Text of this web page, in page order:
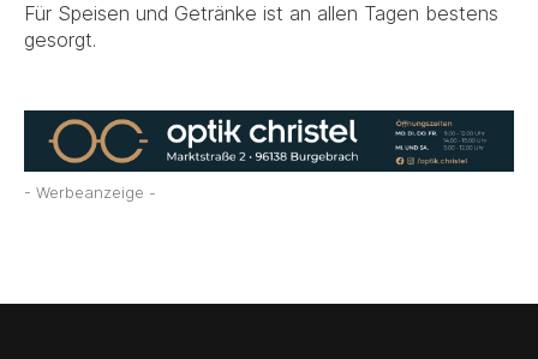
Für Speisen und Getränke ist an allen Tagen bestens
gesorgt.
- Werbeanzeige -